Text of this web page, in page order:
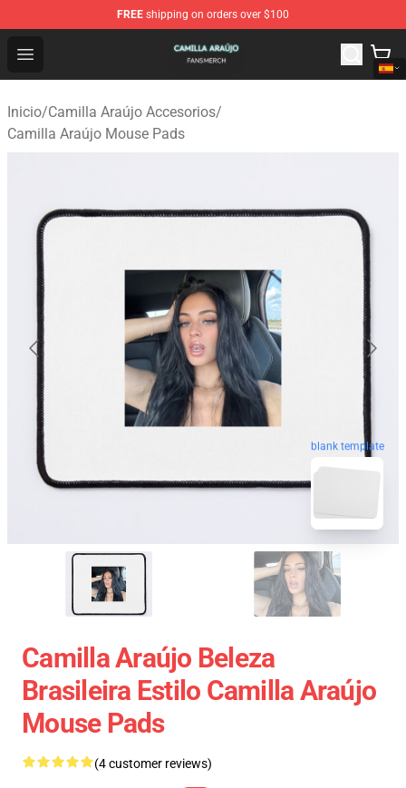
FREE shipping on orders over $100
Open menu
Camilla Araújo Shop - Official Camilla Araújo
Inicio/Camilla Araújo Accesorios/
Camilla Araújo Mouse Pads
blank template
Camilla Araújo Beleza
Brasileira Estilo Camilla Araújo
Mouse Pads
(4 customer reviews)